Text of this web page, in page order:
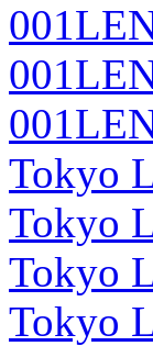
Tokyo
Tokyo
Tokyo
Tokyo